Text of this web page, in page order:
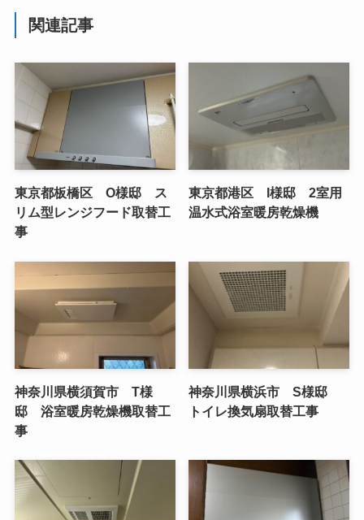
関連記事
東京都板橋区 O様邸 ス
リム型レンジフード取替工
事
東京都港区 I様邸 2室用
温水式浴室暖房乾燥機
神奈川県横須賀市 T様
邸 浴室暖房乾燥機取替工
事
神奈川県横浜市 S様邸
トイレ換気扇取替工事